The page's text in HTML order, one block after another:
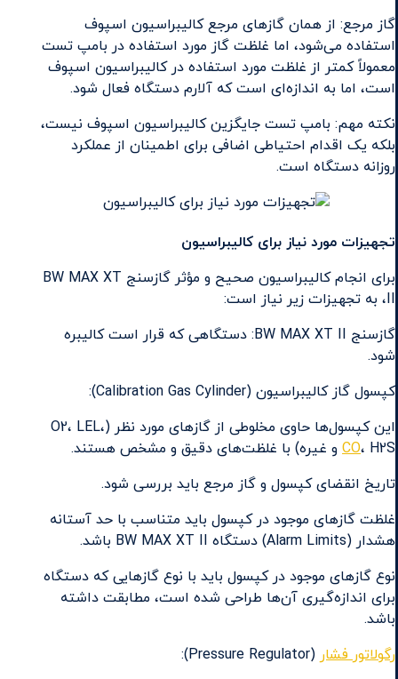
گاز مرجع: از همان گازهای مرجع کالیبراسیون اسپوف
استفاده می‌شود، اما غلظت گاز مورد استفاده در بامپ تست
معمولاً کمتر از غلظت مورد استفاده در کالیبراسیون اسپوف
است، اما به اندازه‌ای است که آلارم دستگاه فعال شود.
نکته مهم: بامپ تست جایگزین کالیبراسیون اسپوف نیست،
بلکه یک اقدام احتیاطی اضافی برای اطمینان از عملکرد
روزانه دستگاه است.
تجهیزات مورد نیاز برای کالیبراسیون
برای انجام کالیبراسیون صحیح و مؤثر گازسنج BW MAX XT
II، به تجهیزات زیر نیاز است:
گازسنج BW MAX XT II: دستگاهی که قرار است کالیبره
شود.
کپسول گاز کالیبراسیون (Calibration Gas Cylinder):
این کپسول‌ها حاوی مخلوطی از گازهای مورد نظر (O2، LEL،
CO، H2S و غیره) با غلظت‌های دقیق و مشخص هستند.
تاریخ انقضای کپسول و گاز مرجع باید بررسی شود.
غلظت گازهای موجود در کپسول باید متناسب با حد آستانه
هشدار (Alarm Limits) دستگاه BW MAX XT II باشد.
نوع گازهای موجود در کپسول باید با نوع گازهایی که دستگاه
برای اندازه‌گیری آن‌ها طراحی شده است، مطابقت داشته
باشد.
رگولاتور فشار (Pressure Regulator):